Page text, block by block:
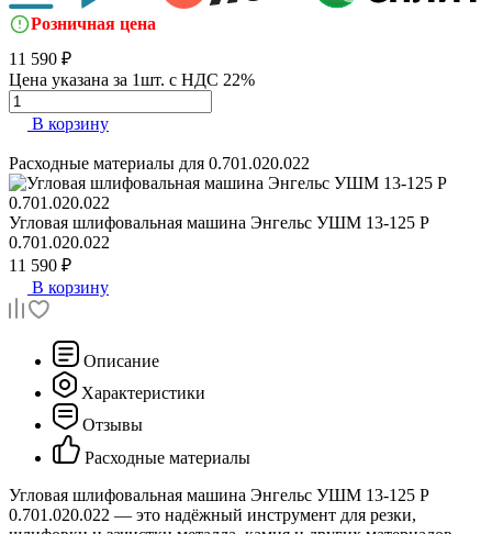
Розничная цена
11 590 ₽
Цена указана за 1шт. с НДС 22%
В корзину
Расходные материалы для 0.701.020.022
Угловая шлифовальная машина Энгельс УШМ 13-125 Р
0.701.020.022
11 590 ₽
В корзину
Описание
Характеристики
Отзывы
Расходные материалы
Угловая шлифовальная машина Энгельс УШМ 13-125 Р
0.701.020.022 — это надёжный инструмент для резки,